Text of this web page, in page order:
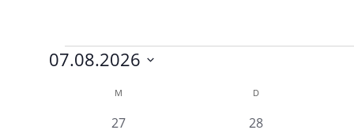
07.08.2026
Kalender
M D
0
27
0
28